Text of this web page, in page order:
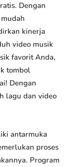
Dengan
kinerja
video musik
favorit Anda,
tombol
Dengan
lagu dan video
antarmuka
proses
Program